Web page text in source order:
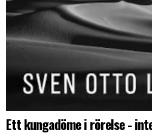
Ett kungadöme i rörelse -